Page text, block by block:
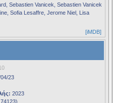
Sebastien Vanicek, Sebastien Vanicek
Sofia Lesaffre, Jerome Niel, Lisa
[iMDB]
23
2023